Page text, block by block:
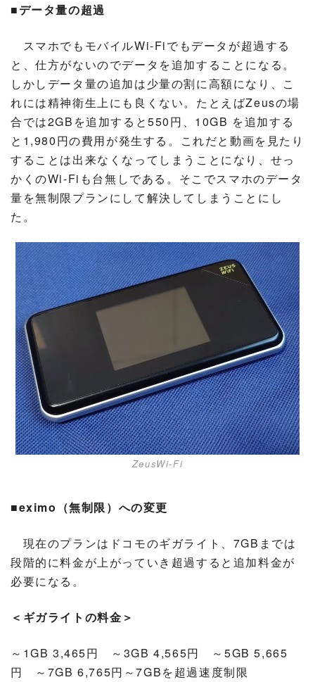
■データ量の超過
スマホでもモバイルWi-Fiでもデータが超過する
と、仕方がないのでデータを追加することになる。
しかしデータ量の追加は少量の割に高額になり、こ
れには精神衛生上にも良くない。たとえばZeusの場
合では2GBを追加すると550円、10GB を追加する
と1,980円の費用が発生する。これだと動画を見たり
することは出来なくなってしまうことになり、せっ
かくのWi-Fiも台無しである。そこでスマホのデータ
量を無制限プランにして解決してしまうことにし
た。
ZeusWi-Fi
■eximo（無制限）への変更
現在のプランはドコモのギガライト、7GBまでは
段階的に料金が上がっていき超過すると追加料金が
必要になる。
＜ギガライトの料金＞
～1GB 3,465円 ～3GB 4,565円 ～5GB 5,665
円 ～7GB 6,765円～7GBを超過速度制限